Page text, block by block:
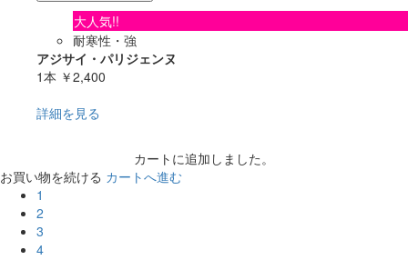
大人気!!
耐寒性・強
アジサイ・パリジェンヌ
1本 ￥2,400
詳細を見る
カートに追加しました。
お買い物を続ける カートへ進む
1
2
3
4